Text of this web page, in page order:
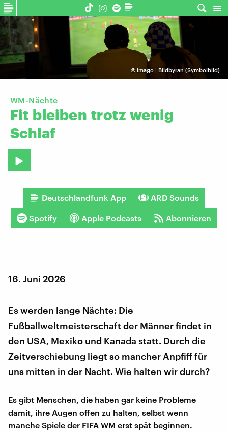
© imago | Bildbyran (Symbolbild)
WM-Nächte
Fit bleiben trotz wenig
Schlaf
Deutschlandfunk App ARD Sounds
Spotify Apple Podcasts Abonnieren
16. Juni 2026
Es werden lange Nächte: Die
Fußballweltmeisterschaft der Männer findet in
den USA, Mexiko und Kanada statt. Durch die
Zeitverschiebung liegt so mancher Anpfiff für
uns mitten in der Nacht. Wie halten wir durch?
Es gibt Menschen, die haben gar keine Probleme
damit, ihre Augen offen zu halten, selbst wenn
manche Spiele der FIFA WM erst spät beginnen.